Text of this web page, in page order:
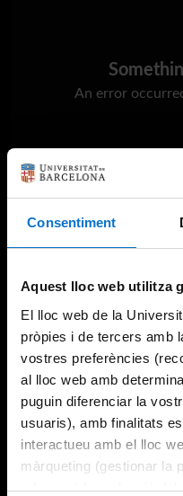
Consentiment
Aquest lloc web utilitza
El lloc web de la
pròpies i de tercers amb
vostres preferències
al lloc web amb
puguin diferenciar la
usuaris), amb finalitats
interactueu amb el lloc
màrqueting (gestionar la
adequant-la en funció
An error